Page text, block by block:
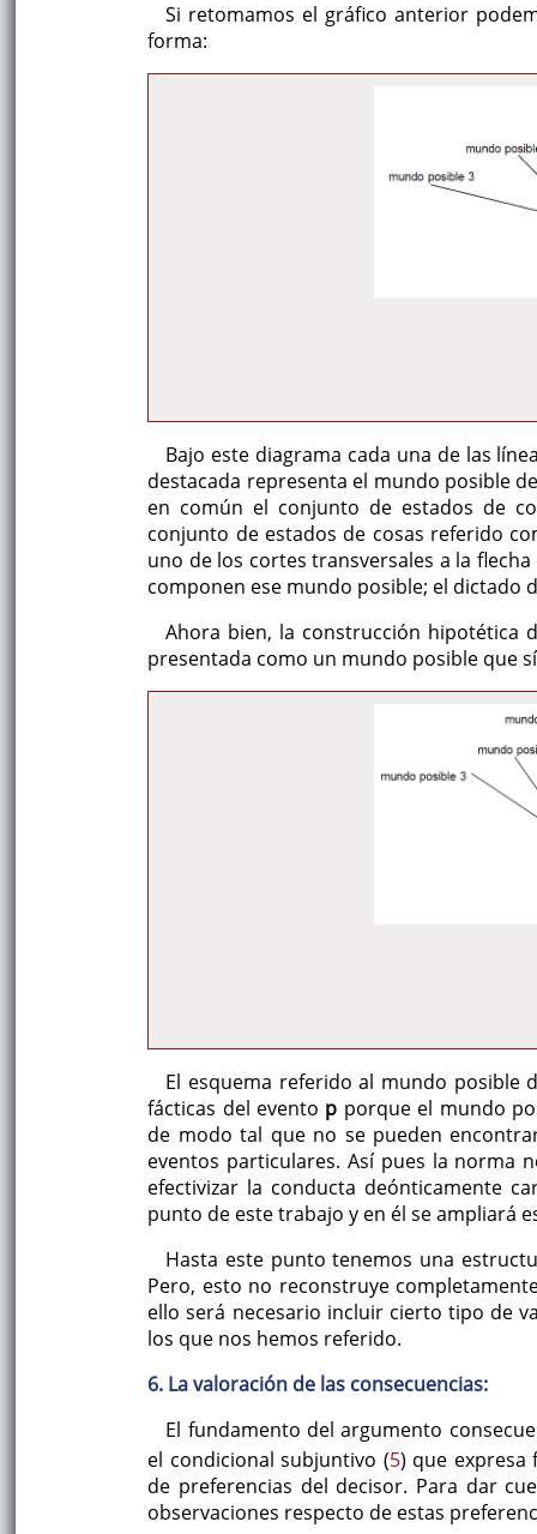
Si retomamos el gráfico anterior
forma:
Bajo este diagrama cada una de las
destacada representa el mundo posible
en común el conjunto de estados de
conjunto de estados de cosas referido
uno de los cortes transversales a la
componen ese mundo posible; el dictado
Ahora bien, la construcción hipotética
presentada como un mundo posible que
El esquema referido al mundo posible
fácticas del evento p porque el mundo
de modo tal que no se pueden
eventos particulares. Así pues la norma
efectivizar la conducta deónticamente
punto de este trabajo y en él se ampliará
Hasta este punto tenemos una
Pero, esto no reconstruye
ello será necesario incluir cierto tipo de
los que nos hemos referido.
6. La valoración de las consecuencias:
El fundamento del argumento
el condicional subjuntivo (5) que expresa
de preferencias del decisor. Para dar
observaciones respecto de estas